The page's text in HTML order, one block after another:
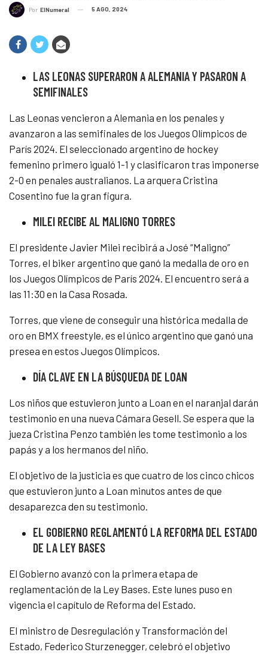
Por ElNumeral 5 AGO, 2024
LAS LEONAS SUPERARON A ALEMANIA Y PASARON A
SEMIFINALES
Las Leonas vencieron a Alemania en los penales y
avanzaron a las semifinales de los Juegos Olímpicos de
París 2024. El seleccionado argentino de hockey
femenino primero igualó 1-1 y clasificaron tras imponerse
2-0 en penales australianos. La arquera Cristina
Cosentino fue la gran figura.
MILEI RECIBE AL MALIGNO TORRES
El presidente Javier Milei recibirá a José “Maligno”
Torres, el biker argentino que ganó la medalla de oro en
los Juegos Olímpicos de París 2024. El encuentro será a
las 11:30 en la Casa Rosada.
Torres, que viene de conseguir una histórica medalla de
oro en BMX freestyle, es el único argentino que ganó una
presea en estos Juegos Olímpicos.
DÍA CLAVE EN LA BÚSQUEDA DE LOAN
Los niños que estuvieron junto a Loan en el naranjal darán
testimonio en una nueva Cámara Gesell. Se espera que la
jueza Cristina Penzo también les tome testimonio a los
papás y a los hermanos del niño.
El objetivo de la justicia es que cuatro de los cinco chicos
que estuvieron junto a Loan minutos antes de que
desaparezca den su testimonio.
EL GOBIERNO REGLAMENTÓ LA REFORMA DEL ESTADO
DE LA LEY BASES
El Gobierno avanzó con la primera etapa de
reglamentación de la Ley Bases. Este lunes puso en
vigencia el capítulo de Reforma del Estado.
El ministro de Desregulación y Transformación del
Estado, Federico Sturzenegger, celebró el objetivo